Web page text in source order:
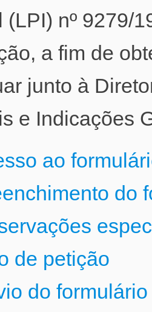
(LPI) nº 9279/
a fim de
junto à
e Indicações
ao
do
de petição
do